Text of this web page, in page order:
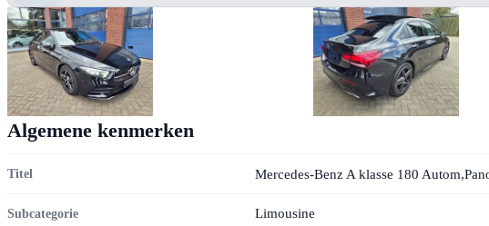
Algemene kenmerken
Titel Mercedes-Benz A klasse 180
Subcategorie Limousine